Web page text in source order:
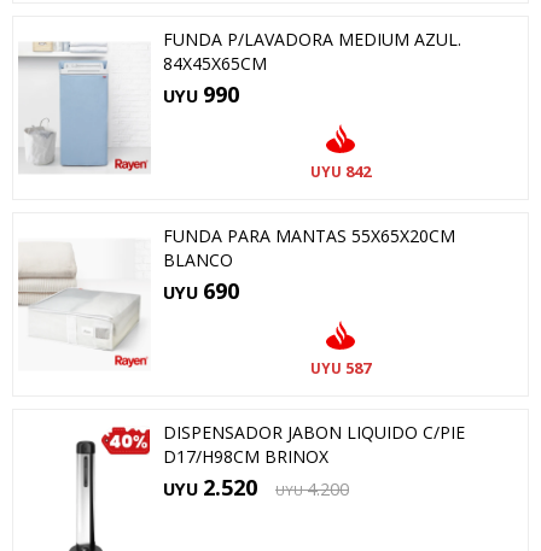
FUNDA P/LAVADORA MEDIUM AZUL.
84X45X65CM
UYU 990
UYU 842
FUNDA PARA MANTAS 55X65X20CM
BLANCO
UYU 690
UYU 587
DISPENSADOR JABON LIQUIDO C/PIE
D17/H98CM BRINOX
UYU 2.520 UYU 4.200